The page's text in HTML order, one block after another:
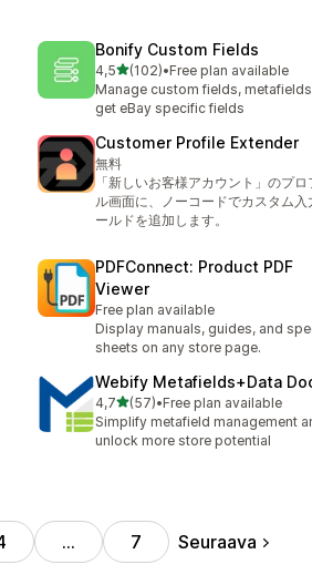
Bonify Custom Fields
4,5/ 5 tähteä
(102)
102 arvostelua yhteensä
•Free plan available
Manage custom fields,
get eBay specific fields
Customer Profile Extender
無料
「新しいお客様アカウント」のプロ
ル画面に、ノーコードでカスタム入
ールドを追加します。
PDFConnect: Product PDF
Viewer
Free plan available
Display manuals, guides, and
sheets on any store page.
Webify Metafields+Data
4,7/ 5 tähteä
(57)
57 arvostelua yhteensä
•Free plan available
Simplify metafield management
unlock more store potential
… 7 Seuraava